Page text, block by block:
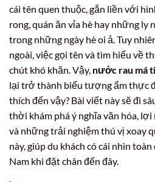
cái tên quen thuộc, gắn liền với
rong, quán ăn vỉa hè hay những ly
trong những ngày hè oi ả. Tuy
ngoài, việc gọi tên và tìm hiểu về
chút khó khăn. Vậy, nước rau má
lại trở thành biểu tượng ẩm thực
thích đến vậy? Bài viết này sẽ đi
thời khám phá ý nghĩa văn hóa,
và những trải nghiệm thú vị xoay
này, giúp du khách có cái nhìn
Nam khi đặt chân đến đây.